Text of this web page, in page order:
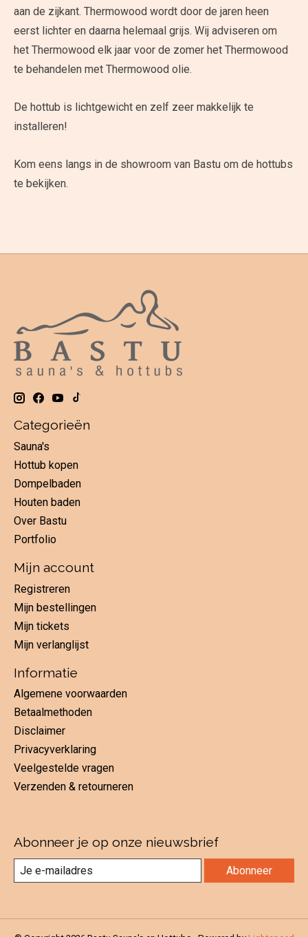
aan de zijkant. Thermowood wordt door de jaren heen
eerst lichter en daarna helemaal grijs. Wij adviseren om
het Thermowood elk jaar voor de zomer het Thermowood
te behandelen met Thermowood olie.
De hottub is lichtgewicht en zelf zeer makkelijk te
installeren!
Kom eens langs in de showroom van Bastu om de hottubs
te bekijken.
Categorieën
Sauna's
Hottub kopen
Dompelbaden
Houten baden
Over Bastu
Portfolio
Mijn account
Registreren
Mijn bestellingen
Mijn tickets
Mijn verlanglijst
Informatie
Algemene voorwaarden
Betaalmethoden
Disclaimer
Privacyverklaring
Veelgestelde vragen
Verzenden & retourneren
Abonneer je op onze nieuwsbrief
Abonneer